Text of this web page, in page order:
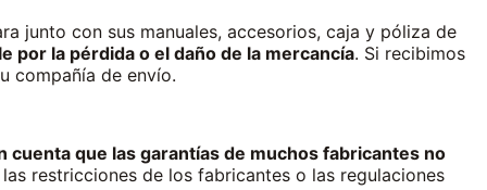
junto con sus manuales, accesorios, caja y póliza de
por la pérdida o el daño de la mercancía. Si recibimos
compañía de envío.
cuenta que las garantías de muchos fabricantes no
restricciones de los fabricantes o las regulaciones